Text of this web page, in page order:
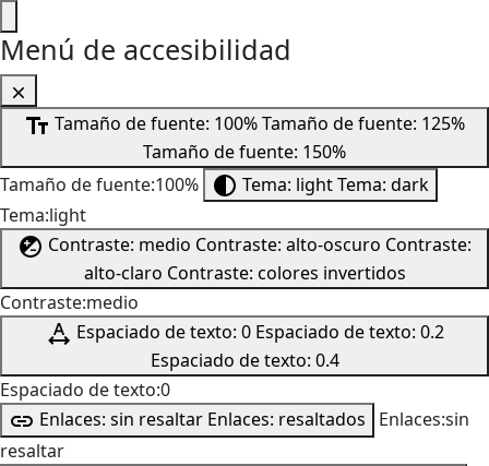
Menú de accesibilidad
Tamaño de fuente: 100%Tamaño de fuente: 125%
Tamaño de fuente: 150%
Tamaño de fuente:100%
Tema: lightTema: dark
Tema:light
Contraste: medio Contraste: alto-oscuro Contraste:
alto-claro Contraste: colores invertidos
Contraste:medio
Espaciado de texto: 0 Espaciado de texto: 0.2
Espaciado de texto: 0.4
Espaciado de texto:0
Enlaces: sin resaltar Enlaces: resaltados
Enlaces:sin
resaltar